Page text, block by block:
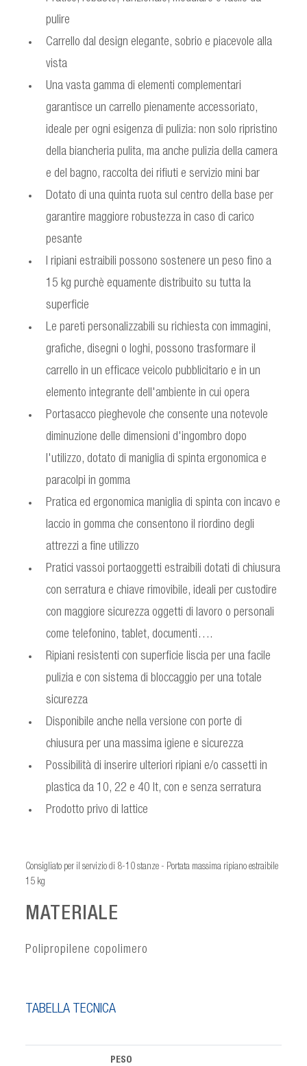
pulire
Carrello dal design elegante, sobrio e piacevole alla
vista
Una vasta gamma di elementi complementari
garantisce un carrello pienamente accessoriato,
ideale per ogni esigenza di pulizia: non solo ripristino
della biancheria pulita, ma anche pulizia della camera
e del bagno, raccolta dei rifiuti e servizio mini bar
Dotato di una quinta ruota sul centro della base per
garantire maggiore robustezza in caso di carico
pesante
I ripiani estraibili possono sostenere un peso fino a
15 kg purchè equamente distribuito su tutta la
superficie
Le pareti personalizzabili su richiesta con immagini,
grafiche, disegni o loghi, possono trasformare il
carrello in un efficace veicolo pubblicitario e in un
elemento integrante dell'ambiente in cui opera
Portasacco pieghevole che consente una notevole
diminuzione delle dimensioni d'ingombro dopo
l'utilizzo, dotato di maniglia di spinta ergonomica e
paracolpi in gomma
Pratica ed ergonomica maniglia di spinta con incavo e
laccio in gomma che consentono il riordino degli
attrezzi a fine utilizzo
Pratici vassoi portaoggetti estraibili dotati di chiusura
con serratura e chiave rimovibile, ideali per custodire
con maggiore sicurezza oggetti di lavoro o personali
come telefonino, tablet, documenti….
Ripiani resistenti con superficie liscia per una facile
pulizia e con sistema di bloccaggio per una totale
sicurezza
Disponibile anche nella versione con porte di
chiusura per una massima igiene e sicurezza
Possibilità di inserire ulteriori ripiani e/o cassetti in
plastica da 10, 22 e 40 lt, con e senza serratura
Prodotto privo di lattice
Consigliato per il servizio di 8-10 stanze - Portata massima ripiano estraibile
15 kg
MATERIALE
Polipropilene copolimero
TABELLA TECNICA
PESO